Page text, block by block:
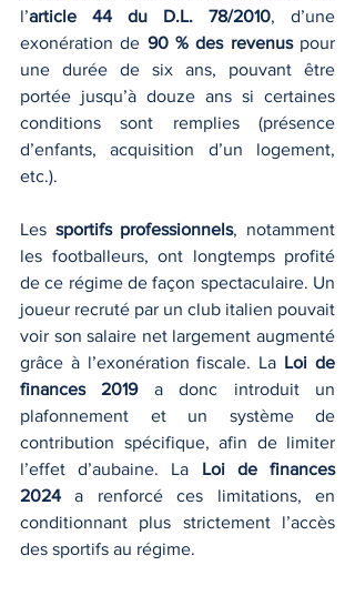
l’article 44 du D.L. 78/2010, d’une
exonération de 90 % des revenus pour
une durée de six ans, pouvant être
portée jusqu’à douze ans si certaines
conditions sont remplies (présence
d’enfants, acquisition d’un logement,
etc.).
Les sportifs professionnels, notamment
les footballeurs, ont longtemps profité
de ce régime de façon spectaculaire. Un
joueur recruté par un club italien pouvait
voir son salaire net largement augmenté
grâce à l’exonération fiscale. La Loi de
finances 2019 a donc introduit un
plafonnement et un système de
contribution spécifique, afin de limiter
l’effet d’aubaine. La Loi de finances
2024 a renforcé ces limitations, en
conditionnant plus strictement l’accès
des sportifs au régime.